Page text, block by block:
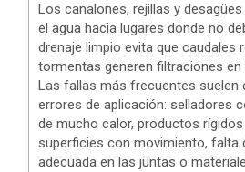
Los canalones, rejillas y
el agua hacia lugares donde no
drenaje limpio evita que caudales
tormentas generen filtraciones
Las fallas más frecuentes suelen
errores de aplicación: selladores
de mucho calor, productos
superficies con movimiento, falta
adecuada en las juntas o